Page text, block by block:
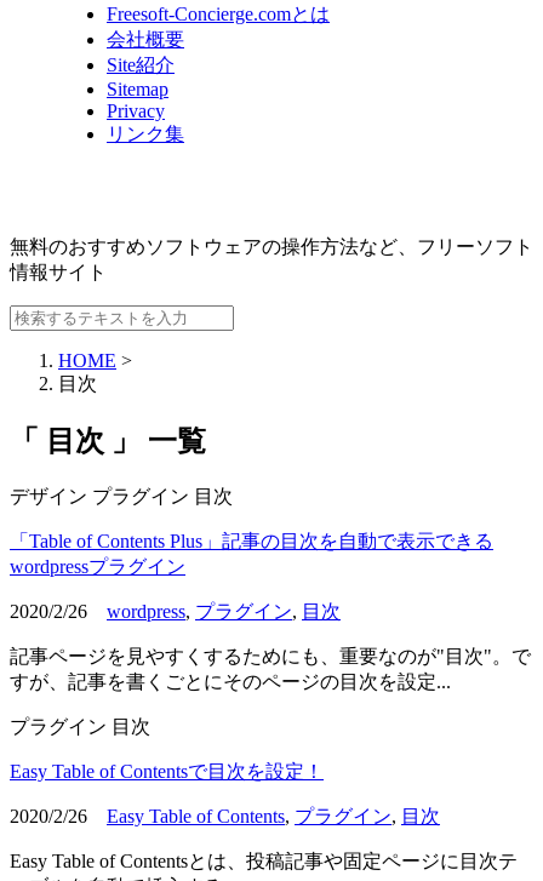
Freesoft-Concierge.comとは
会社概要
Site紹介
Sitemap
Privacy
リンク集
無料のおすすめソフトウェアの操作方法など、 フリーソフト
情報サイト
HOME >
目次
「 目次 」 一覧
デザイン プラグイン 目次
「Table of Contents Plus」記事の目次を自動で表示できる
wordpressプラグイン
2020/2/26 wordpress, プラグイン, 目次
記事ページを見やすくするためにも、重要なのが"目次"。で
すが、記事を書くごとにそのページの目次を設定...
プラグイン 目次
Easy Table of Contentsで目次を設定！
2020/2/26 Easy Table of Contents, プラグイン, 目次
Easy Table of Contentsとは、投稿記事や固定ページに目次テ